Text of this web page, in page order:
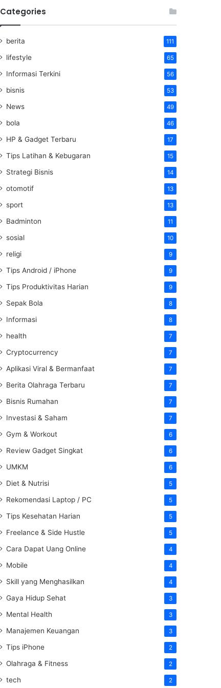
Categories
berita 111
lifestyle 65
Informasi Terkini 56
bisnis 53
News 49
bola 46
HP & Gadget Terbaru 17
Tips Latihan & Kebugaran 15
Strategi Bisnis 14
otomotif 13
sport 13
Badminton 11
sosial 10
religi 9
Tips Android / iPhone 9
Tips Produktivitas Harian 9
Sepak Bola 8
Informasi 8
health 7
Cryptocurrency 7
Aplikasi Viral & Bermanfaat 7
Berita Olahraga Terbaru 7
Bisnis Rumahan 7
Investasi & Saham 7
Gym & Workout 6
Review Gadget Singkat 6
UMKM 6
Diet & Nutrisi 5
Rekomendasi Laptop / PC 5
Tips Kesehatan Harian 5
Freelance & Side Hustle 5
Cara Dapat Uang Online 4
Mobile 4
Skill yang Menghasilkan 4
Gaya Hidup Sehat 3
Mental Health 3
Manajemen Keuangan 3
Tips iPhone 2
Olahraga & Fitness 2
tech 2